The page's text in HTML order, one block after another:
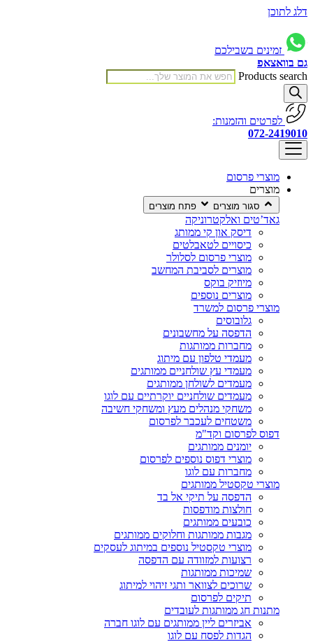
דלג לתוכן
זמינים בשבילכם
גם בוואצאפ
Products search
לפרטים והזמנות:
072-2419010
מוצרי פרסום
מוצרים
סגור מוצרים פתח מוצרים
גאד’טים ואלקטרוניקה
דיסק און קי ממותג
כיסויים לטאבלטים
מוצרי פרסום לסלולר
מוצרים לסביבת המחשב
מיוזיק בוקס
מוצרים נוספים
מוצרי פרסום למשרד
גלובוסים
הדפסה על מחשבונים
מחברות ממותגות
מעמדי טלפון עם מיתוג
מעמדי עץ שולחניים ממותגים
מעמדים לשולחן ממותגים
מעמדים שולחניים יוקרתיים עם לוגו
משחקי מנהלים מעץ ומשחקי חשיבה
משטחים לעכבר לפרסום
דפוס לפרסום וקד"מ
יומנים ממותגים
מוצרי דפוס נוספים לפרסום
מחברות עם לוגו
מוצרי טקסטיל ממותגים
הדפסה על תיקי אל בד
חולצות מודפסות
כובעים ממותגים
מגבות ממותגות וחלוקים ממותגים
מוצרי טקסטיל נוספים במיתוג לעסקים
רצועות למזוודה עם הדפסה
שמיכות ממותגות
שרוכים לצוואר ותגי זיהוי למיתוג
תיקים לפרסום
מתנות חג ממותגות לעובדים
אביזרים ליין ממותגים עם לוגו חברה
הגדות לפסח עם לוגו